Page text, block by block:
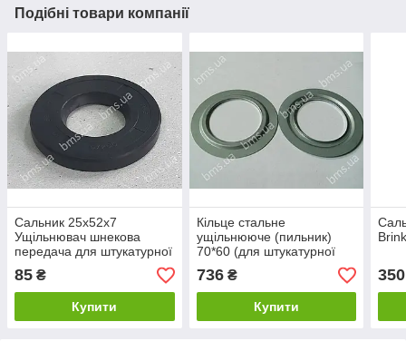
Подібні товари компанії
Сальник 25х52х7
Ущільнювач шнекова
передача для штукатурної
станції Putzmeister Р-13
85 ₴
Купити
Кільце стальне
ущільнююче (пильник)
70*60 (для штукатурної
станції Putzmeister Р-13)
736₴
Купити
350